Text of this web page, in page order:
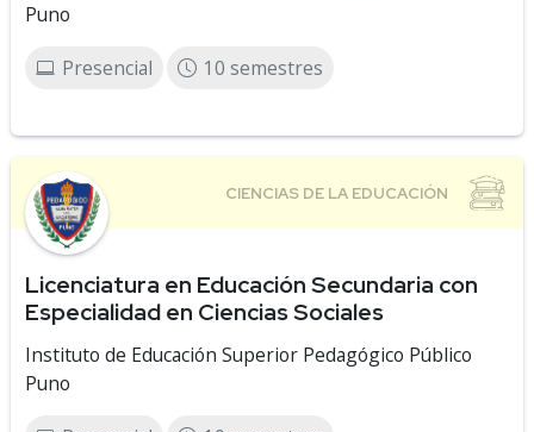
Puno
Presencial 10 semestres
Licenciatura en Educación Secundaria con
Especialidad en Ciencias Sociales
Instituto de Educación Superior Pedagógico Público
Puno